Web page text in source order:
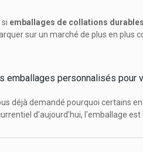
emballages de collations
sur un marché de plus en plus
emballages personnalisés
déjà demandé pourquoi certains
d'aujourd'hui, l'emballage